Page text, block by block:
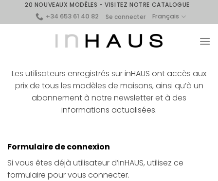
20 NOUVEAUX MODÈLES - VISITEZ NOTRE CATALOGUE
+34 653 61 40 82 Se connecter Français
Les utilisateurs enregistrés sur inHAUS ont accès aux
prix de tous les modèles de maisons, ainsi qu’à un
abonnement à notre newsletter et à des
informations actualisées.
Formulaire de connexion
Si vous êtes déjà utilisateur d’inHAUS, utilisez ce
formulaire pour vous connecter.